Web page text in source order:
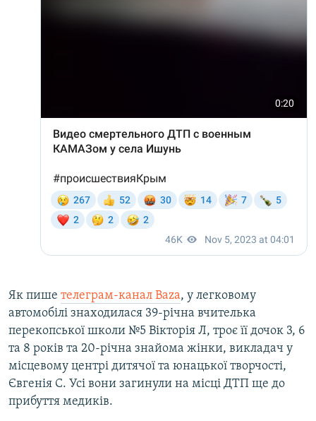
Як пише телеграм-канал Baza, у легковому
автомобілі знаходилася 39-річна вчителька
перекопської школи №5 Вікторія Л, троє її дочок 3, 6
та 8 років та 20-річна знайома жінки, викладач у
місцевому центрі дитячої та юнацької творчості,
Євгенія С. Усі вони загинули на місці ДТП ще до
прибуття медиків.